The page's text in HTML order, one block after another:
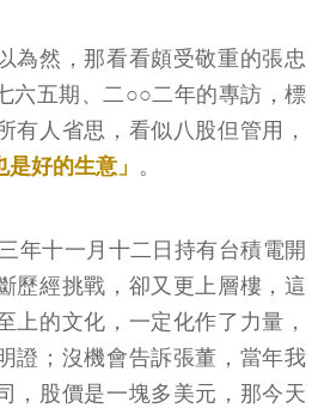
為然，那看看頗受敬重的張忠
六五期、二○○二年的專訪，標
有人省思，看似八股但管用，
是好的生意」 。
年十一月十二日持有台積電開
歷經挑戰，卻又更上層樓，這
上的文化，一定化作了力量，
證；沒機會告訴張董，當年我
，股價是一塊多美元，那今天